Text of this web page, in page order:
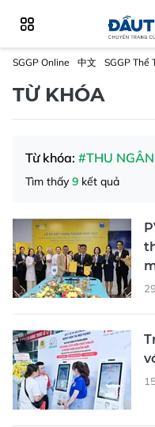
SGGP Online 中文 SGGP Thể
TỪ KHÓA
Từ khóa: #THU NGÂN
Tìm thấy 9 kết quả